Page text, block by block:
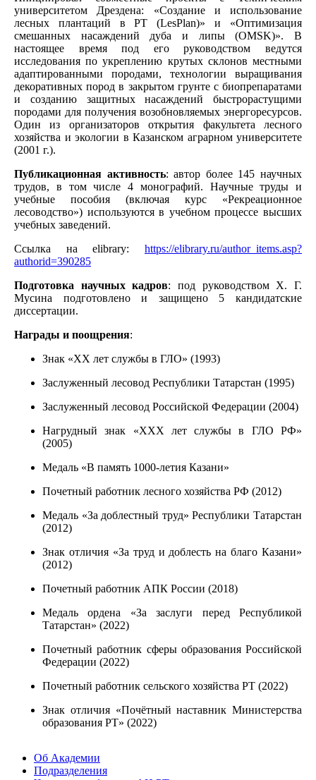
университетом Дрездена: «Создание и использование
лесных плантаций в РТ (LesPlan)» и «Оптимизация
смешанных насаждений дуба и липы (OMSK)». В
настоящее время под его руководством ведутся
исследования по укреплению крутых склонов местными
адаптированными породами, технологии выращивания
декоративных пород в закрытом грунте с биопрепаратами
и созданию защитных насаждений быстрорастущими
породами для получения возобновляемых энергоресурсов.
Один из организаторов открытия факультета лесного
хозяйства и экологии в Казанском аграрном университете
(2001 г.).
Публикационная активность: автор более 145 научных
трудов, в том числе 4 монографий. Научные труды и
учебные пособия (включая курс «Рекреационное
лесоводство») используются в учебном процессе высших
учебных заведений.
Ссылка на elibrary: https://elibrary.ru/author_items.asp?
authorid=390285
Подготовка научных кадров: под руководством Х. Г.
Мусина подготовлено и защищено 5 кандидатские
диссертации.
Награды и поощрения:
Знак «XX лет службы в ГЛО» (1993)
Заслуженный лесовод Республики Татарстан (1995)
Заслуженный лесовод Российской Федерации (2004)
Нагрудный знак «XXX лет службы в ГЛО РФ»
(2005)
Медаль «В память 1000-летия Казани»
Почетный работник лесного хозяйства РФ (2012)
Медаль «За доблестный труд» Республики Татарстан
(2012)
Знак отличия «За труд и доблесть на благо Казани»
(2012)
Почетный работник АПК России (2018)
Медаль ордена «За заслуги перед Республикой
Татарстан» (2022)
Почетный работник сферы образования Российской
Федерации (2022)
Почетный работник сельского хозяйства РТ (2022)
Знак отличия «Почётный наставник Министерства
образования РТ» (2022)
Об Академии
Подразделения